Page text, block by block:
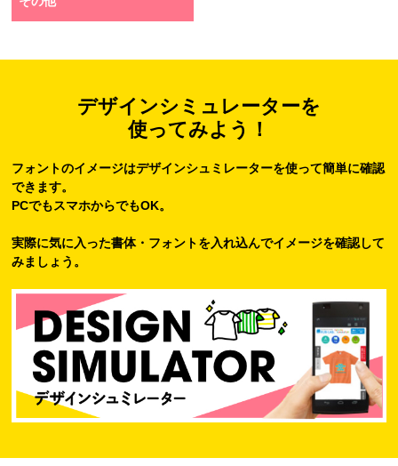
デザインシミュレーターを
使ってみよう！
フォントのイメージはデザインシュミレーターを使って簡単に確認
できます。
PCでもスマホからでもOK。
実際に気に入った書体・フォントを入れ込んでイメージを確認して
みましょう。